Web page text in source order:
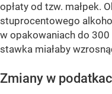
opłaty od tzw. małpek.
stuprocentowego
w opakowaniach do 300
stawka miałaby
Zmiany w